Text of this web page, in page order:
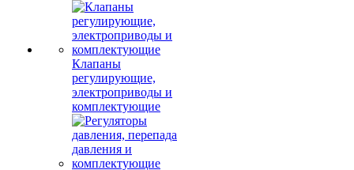
Клапаны
регулирующие,
электроприводы и
комплектующие